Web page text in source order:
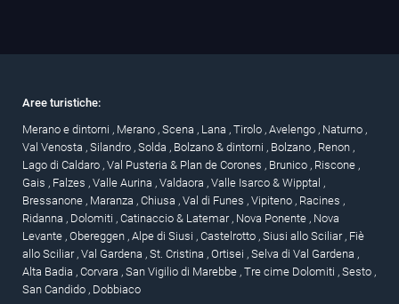
Aree turistiche:
Merano e dintorni , Merano , Scena , Lana , Tirolo , Avelengo , Naturno ,
Val Venosta , Silandro , Solda , Bolzano & dintorni , Bolzano , Renon ,
Lago di Caldaro , Val Pusteria & Plan de Corones , Brunico , Riscone ,
Gais , Falzes , Valle Aurina , Valdaora , Valle Isarco & Wipptal ,
Bressanone , Maranza , Chiusa , Val di Funes , Vipiteno , Racines ,
Ridanna , Dolomiti , Catinaccio & Latemar , Nova Ponente , Nova
Levante , Obereggen , Alpe di Siusi , Castelrotto , Siusi allo Sciliar , Fiè
allo Sciliar , Val Gardena , St. Cristina , Ortisei , Selva di Val Gardena ,
Alta Badia , Corvara , San Vigilio di Marebbe , Tre cime Dolomiti , Sesto ,
San Candido , Dobbiaco